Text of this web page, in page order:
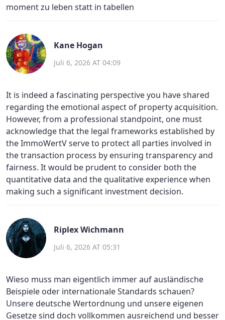
moment zu leben statt in tabellen
Kane Hogan
Juli 6, 2026 AT 04:09
It is indeed a fascinating perspective you have shared
regarding the emotional aspect of property acquisition.
However, from a professional standpoint, one must
acknowledge that the legal frameworks established by
the ImmoWertV serve to protect all parties involved in
the transaction process by ensuring transparency and
fairness. It would be prudent to consider both the
quantitative data and the qualitative experience when
making such a significant investment decision.
Riplex Wichmann
Juli 6, 2026 AT 05:31
Wieso muss man eigentlich immer auf ausländische
Beispiele oder internationale Standards schauen?
Unsere deutsche Wertordnung und unsere eigenen
Gesetze sind doch vollkommen ausreichend und besser